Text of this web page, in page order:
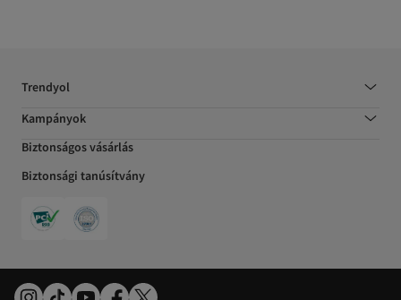
Trendyol
Kampányok
Biztonságos vásárlás
Biztonsági tanúsítvány